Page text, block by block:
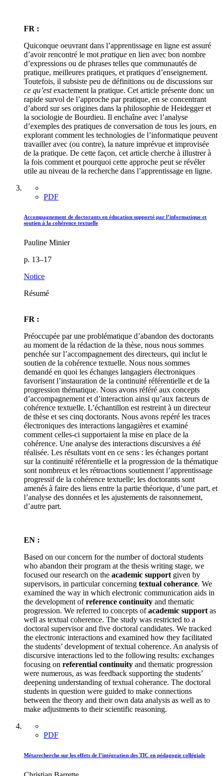
FR :
Quiconque oeuvrant dans l’apprentissage en ligne est assuré
d’avoir rencontré le mot pratique en lien avec bon nombre
d’expressions ou de phrases telles que communautés de
pratique, meilleures pratiques, et pratiques d’enseignement.
Toutefois, il subsiste peu de définitions ou de discussions sur
ce qu’estexactement la pratique. Cet article présente donc un
rapide survol de l’approche par pratique, en se concentrant
d’abord sur ses origines dans la philosophie de Heidegger et
la sociologie de Bourdieu. Il enchaîne avec l’analyse
d’exemples des pratiques de conversation de tous les jours, en
explorant comment les technologies de l’informatique peuvent
travailler avec (ou contre), la nature imprévue et improvisée
de la pratique. De cette façon, cet article cherche à illustrer à
la fois comment et pourquoi cette approche peut se révéler
utile au niveau de la recherche dans l’apprentissage en ligne.
PDF
Accompagnement de doctorants en éducation supporté par l’informatique et
soutien à la cohérence textuelle
Pauline Minier
p. 13–17
Notice
Résumé
FR :
Préoccupée par une problématique d’abandon des doctorants
au moment de la rédaction de la thèse, nous nous sommes
penchée sur l’accompagnement des directeurs, qui inclut le
soutien de la cohérence textuelle. Nous nous sommes
demandé en quoi les échanges langagiers électroniques
favorisent l’instauration de la continuité référentielle et de la
progression thématique. Nous avons référé aux concepts
d’accompagnement et d’interaction ainsi qu’aux facteurs de
cohérence textuelle. L’échantillon est restreint à un directeur
de thèse et ses cinq doctorants. Nous avons repéré les traces
électroniques des interactions langagières et examiné
comment celles-ci supportaient la mise en place de la
cohérence. Une analyse des interactions discursives a été
réalisée. Les résultats vont en ce sens : les échanges portant
sur la continuité référentielle et la progression de la thématique
sont nombreux et les rétroactions soutiennent l’apprentissage
progressif de la cohérence textuelle; les doctorants sont
amenés à faire des liens entre la partie théorique, d’une part, et
l’analyse des données et les ajustements de raisonnement,
d’autre part.
EN :
Based on our concern for the number of doctoral students
who abandon their program at the thesis writing stage, we
focused our research on the academic support given by
supervisors, in particular concerning textual coherance. We
examined the way in which electronic communication aids in
the development ofreference continuity and thematic
progression. We referred to concepts ofacademic support as
well as textual coherence. The study was restricted to a
doctoral supervisor and five doctoral candidates. We tracked
the electronic interactions and examined how they facilitated
the students’ development of textual coherence. An analysis of
discursive interactions led to the following results: exchanges
focusing on referential continuity and thematic progression
were numerous, as was feedback supporting the students’
deepening understanding of textual coherance. The doctoral
students in question were guided to make connections
between the theory and their own data analysis as well as to
make adjustments to their scientific reasoning.
PDF
Métarecherche sur les effets de l’intégration des TIC en pédagogie collégiale